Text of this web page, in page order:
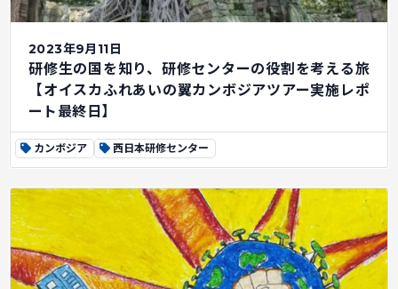
2023年9月11日
研修生の国を知り、研修センターの役割を考える旅
【オイスカふれあいの翼カンボジアツアー実施レポ
ート最終日】
カンボジア 西日本研修センター